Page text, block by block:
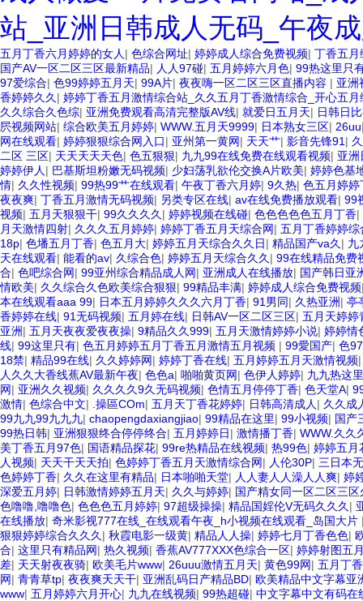
站_亚洲日韩成人无码_午夜
五月丁香六月婷婷的女人 | 色综合网址| 婷婷成人综合免费视频| 丁香五月
国产AV一区二区三区最新精品| 人人97碰| 五月婷婷六月色| 99热这里只
97爱综合| 色99婷婷五月天| 99A片| 夜夜嗨一区二区三区直播内容 | 亚洲
香婷婷久久 | 婷婷丁香五月激情综合站_久久五月丁香激情综合_开心五
久久综合久色综| 亚洲免费观看高清完整版AV线| 就爱日五月天| 日韩日
屄视频网站| 综合欧美五月婷婷| WWW.五月天9999| 日本熟女三区| 26uu
网在线观看| 婷婷狠狠综合网入口| 亚州第一黄网| 天天艹| 影音先锋91 |
二区 三区| 天天天天天色| 色五狠狠| 九九99在线免费在线观看视频| 亚洲
婷婷伊人 | 巴基斯坦粉嫩无码视频| 少妇荡乳欲伦交换A片欧美| 婷婷色基
情| 久久性视频| 99热99艹在线观看| 午夜丁香六月婷| 9久热| 色五月婷婷
夜夜爽| 丁香五月激情无码视频| 另类专区在线| av在线免费播放观看| 99
视频| 五月天狠狠干| 99久久久久 | 婷婷视频在线碰| 色色色色色五月丁香|
月天激情四射| 久久久五月婷婷| 婷婷丁香五月天综合网| 五月丁香婷婷综
18p| 色墦五月丁香| 色五月大| 婷婷五月天综合久久日| 精品国产va久 | 九
天在线观看| 能看的av| 久综合色| 婷婷五月天综合久久 | 99在线精品免费
合| 色吧综合网| 99亚州综合精品成人网| 亚洲成人在线播放| 国产韩日亚
情欧美| 久久综合久色欧美综合狠狠| 99精品丰满| 婷婷成人综合免费视频
本在线观看aaa 99| 日本五月婷婷久久久六月丁香| 91男同| 久热亚洲| 亭
香婷婷在线| 91无码视频| 五月婷在线| 日韩AV一区二区三区| 五月天婷婷
亚洲| 五月天夜夜爱夜夜操| 9精品久久999| 五月天激情婷婷小说| 婷婷情
线| 99这里只有| 色五月婷婷五月丁香五月激情五月视频 | 99愛国产| 色
18禁| 精品99在线| 久久婷婷网| 婷婷丁香在线| 五月婷婷五月天激情视频
人久久大香线蕉AV最新午夜| 色色a| 啪啪黄页网| 色伊人婷婷| 九九热这
网| 亚洲久久视频| 久久久久9久无码视频| 色情五月停停丁香| 色天堂A|
激情| 色综合中文| .操區COm| 五月天丁香花婷婷| 日韩高清成人 | 久久成
99九九99九九九| chaopengdaxiangjiao| 99精品在这里| 99小视频| 国产
99热日韩| 亚洲狠狠终合停停终合| 五月婷婷日| 激情播丁香| WWW.久久
美丁香五月97色| 国语精品探花| 99re热精品在线视频| 热99色| 婷婷五月
人视频| 天天干天天拍| 色婷婷丁香五月天激情综合网| 人伦30P| 三日本
色婷婷丁香| 久久在这里有精品| 日本啪啪天堂| 人人妻人人澡人人爽| 婷
深爱五月婷| 日韩激情婷婷五月天| 久久与婷婷| 国产精女同一区二区三区
色噜噜,噜噜色| 色色色五月婷婷| 97超级操操| 精品国婬伦V无码久久久 |
在线播放| 奇米影视777在线_在线观看午夜_h小视频在线观看_岛国大片
狠狠婷婷综合久久久 | 秋霞电影一级黄| 精品人人操| 婷婷七月丁香色色|
合| 这里只有精品网| 热久视频| 香蕉AV777XXX色综合一区| 婷婷射图五
差| 天天射夜夜骑| 欧美毛片www| 26uuu激情五月天| 黄色99网| 五月丁
网| 青青草tp| 夜夜爽天天干| 亚洲乱码日产精品BD| 欧美精品中文字幕亚
www| 五月婷婷六月开心| 九九在线视频| 99热超碰| 中文字幕中文有码在